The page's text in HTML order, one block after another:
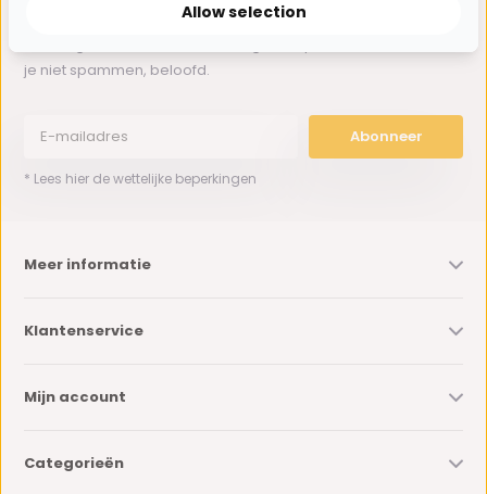
je niet spammen, beloofd.
Abonneer
* Lees hier de wettelijke beperkingen
Meer informatie
Klantenservice
Mijn account
Categorieën
Allow selection